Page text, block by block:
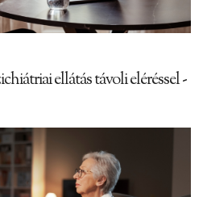
ellátás távoli eléréssel -